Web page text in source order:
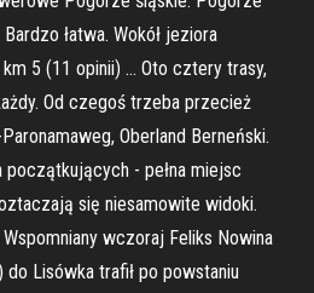
łatwa. Wokół jeziora
5 (11 opinii) … Oto cztery trasy,
Od czegoś trzeba przecież
Oberland Berneński.
- pełna miejsc
się niesamowite widoki.
wczoraj Feliks Nowina
Lisówka trafił po powstaniu